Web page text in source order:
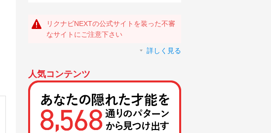
リクナビNEXTの公式サイトを装った不審
なサイトにご注意下さい
詳しく見る
人気コンテンツ